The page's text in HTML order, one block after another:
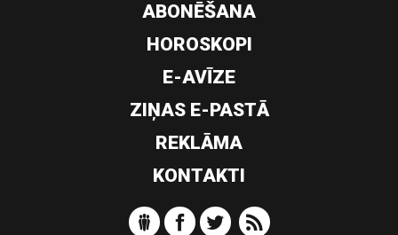
ABONĒŠANA
HOROSKOPI
E-AVĪZE
ZIŅAS E-PASTĀ
REKLĀMA
KONTAKTI